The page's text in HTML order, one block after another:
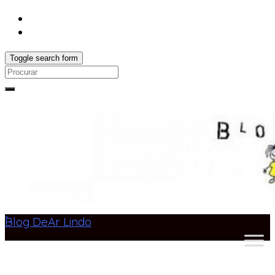
Toggle search form
Search
Blog DeAr Lindo